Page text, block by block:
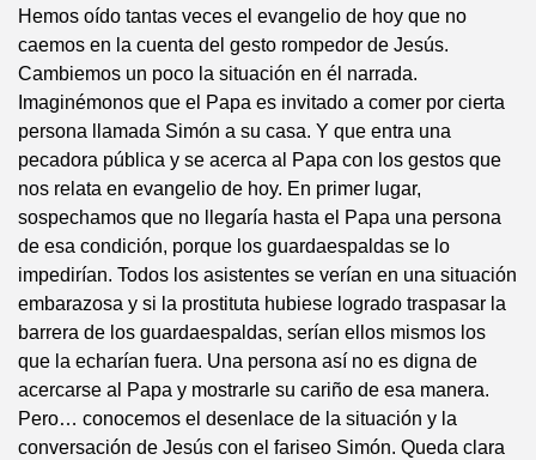
Hemos oído tantas veces el evangelio de hoy que no
caemos en la cuenta del gesto rompedor de Jesús.
Cambiemos un poco la situación en él narrada.
Imaginémonos que el Papa es invitado a comer por cierta
persona llamada Simón a su casa. Y que entra una
pecadora pública y se acerca al Papa con los gestos que
nos relata en evangelio de hoy. En primer lugar,
sospechamos que no llegaría hasta el Papa una persona
de esa condición, porque los guardaespaldas se lo
impedirían. Todos los asistentes se verían en una situación
embarazosa y si la prostituta hubiese logrado traspasar la
barrera de los guardaespaldas, serían ellos mismos los
que la echarían fuera. Una persona así no es digna de
acercarse al Papa y mostrarle su cariño de esa manera.
Pero… conocemos el desenlace de la situación y la
conversación de Jesús con el fariseo Simón. Queda clara